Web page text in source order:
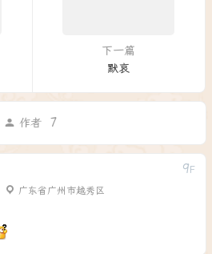
下一篇
默哀
作者 7
广东省广州市越秀区
9 F